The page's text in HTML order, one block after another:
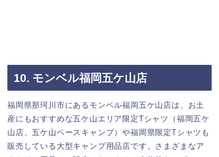
10. モンベル福岡五ケ山店
福岡県那珂川市にあるモンベル福岡五ケ山店は、お土
産にもおすすめな五ケ山エリア限定Tシャツ（福岡五ケ
山店、五ケ山ベースキャンプ）や福岡県限定Tシャツも
販売している大型キャンプ用品店です。さまざまなア